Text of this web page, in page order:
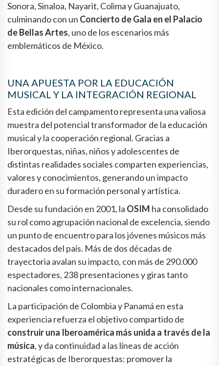
Sonora, Sinaloa, Nayarit, Colima y Guanajuato,
culminando con un Concierto de Gala en el Palacio
de Bellas Artes, uno de los escenarios más
emblemáticos de México.
UNA APUESTA POR LA EDUCACIÓN
MUSICAL Y LA INTEGRACIÓN REGIONAL
Esta edición del campamento representa una valiosa
muestra del potencial transformador de la educación
musical y la cooperación regional. Gracias a
Iberorquestas, niñas, niños y adolescentes de
distintas realidades sociales comparten experiencias,
valores y conocimientos, generando un impacto
duradero en su formación personal y artística.
Desde su fundación en 2001, la OSIM ha consolidado
su rol como agrupación nacional de excelencia, siendo
un punto de encuentro para los jóvenes músicos más
destacados del país. Más de dos décadas de
trayectoria avalan su impacto, con más de 290.000
espectadores, 238 presentaciones y giras tanto
nacionales como internacionales.
La participación de Colombia y Panamá en esta
experiencia refuerza el objetivo compartido de
construir una Iberoamérica más unida a través de la
música, y da continuidad a las líneas de acción
estratégicas de Iberorquestas: promover la